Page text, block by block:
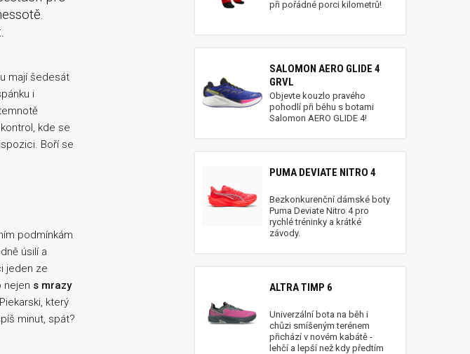
mají šedesát
i
kde se
Boří se
podmínkám
úsilí a
jeden ze
nejen s mrazy
který
minut, spát?
při pořádné porci kilometrů!
SALOMON AERO GLIDE 4
GRVL
Objevte kouzlo pravého
pohodlí při běhu s botami
Salomon AERO GLIDE 4!
PUMA DEVIATE NITRO 4
Bezkonkurenční dámské boty
Puma Deviate Nitro 4 pro
rychlé tréninky a krátké
závody.
ALTRA TIMP 6
Univerzální bota na běh i
chůzi smíšeným terénem
přichází v novém kabátě -
lehčí a lepší než kdy předtím